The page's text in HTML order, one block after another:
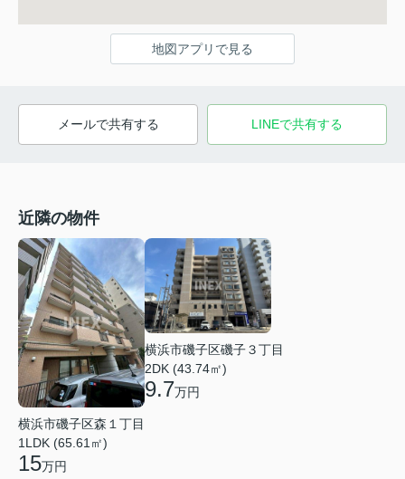
地図アプリで見る
メールで共有する LINEで共有する
近隣の物件
横浜市磯子区森１丁目
1LDK (65.61㎡)
15万円
横浜市磯子区磯子３丁目
2DK (43.74㎡)
9.7万円